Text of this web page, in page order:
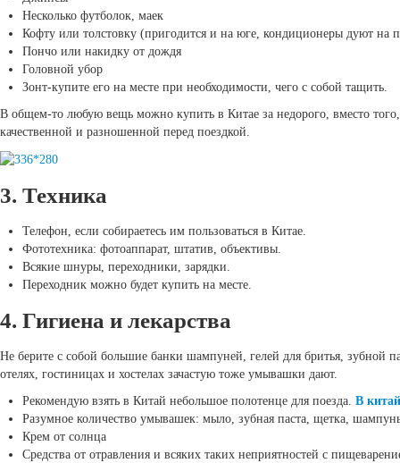
Несколько футболок, маек
Кофту или толстовку (пригодится и на юге, кондиционеры дуют на
Пончо или накидку от дождя
Головной убор
Зонт-купите его на месте при необходимости, чего с собой тащить.
В общем-то любую вещь можно купить в Китае за недорого, вместо
качественной и разношенной перед поездкой.
3. Техника
Телефон, если собираетесь им пользоваться в Китае.
Фототехника: фотоаппарат, штатив, объективы.
Всякие шнуры, переходники, зарядки.
Переходник можно будет купить на месте.
4. Гигиена и лекарства
Не берите с собой большие банки шампуней, гелей для бритья, зубной
отелях, гостиницах и хостелах зачастую тоже умывашки дают.
Рекомендую взять в Китай небольшое полотенце для поезда. В
Разумное количество умывашек: мыло, зубная паста, щетка,
Крем от солнца
Средства от отравления и всяких таких неприятностей с